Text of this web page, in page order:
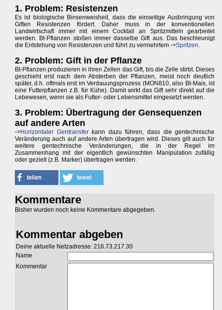
1. Problem: Resistenzen
Es ist biologische Binsenweisheit, dass die einseitige Ausbringung von
Giften Resistenzen fördert. Daher muss in der konventionellen
Landwirtschaft immer mit einem Cocktail an Spritzmitteln gearbeitet
werden. Bt-Pflanzen stoßen immer dasselbe Gift aus. Das beschleunigt
die Entstehung von Resistenzen und führt zu vermehrtem ->Spritzen.
2. Problem: Gift in der Pflanze
Bt-Pflanzen produzieren in ihren Zellen das Gift, bis die Zelle stirbt. Dieses
geschieht erst nach dem Absterben der Pflanzen, meist noch deutlich
später, d.h. oftmals erst im Verdauungsprozess (MON810, also Bt-Mais, ist
eine Futterpflanzen z.B. für Kühe). Damit wirkt das Gift sehr direkt auf die
Lebewesen, wenn sie als Futter- oder Lebensmittel eingesetzt werden.
3. Problem: Übertragung der Gensequenzen
auf andere Arten
->Horizontaler Gentransferkann dazu führen, dass die gentechnische
Veränderung auch auf andere Arten übertragen wird. Dieses gilt auch für
weitere gentechnische Veränderungen, die in der Regel im
Zusammenhang mit der eigentlich gewünschten Manipulation zufällig
oder gezielt (z.B. Marker) übertragen werden.
Kommentare
Bisher wurden noch keine Kommentare abgegeben.
Kommentar abgeben
Deine aktuelle Netzadresse: 216.73.217.30
Name
Kommentar